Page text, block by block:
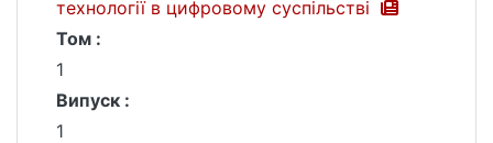
технології в цифровому суспільстві
Том :
1
Випуск :
1